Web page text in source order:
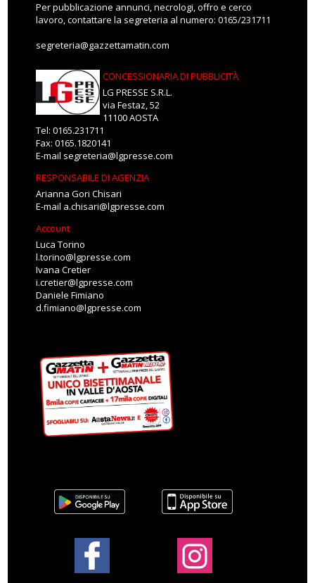
Per pubblicazione annunci, necrologi, offro e cerco
lavoro, contattare la segreteria al numero: 0165/231711
segreteria@gazzettamatin.com
CONCESSIONARIA DI PUBBLICITÀ
LG PRESSE S.R.L.
via Festaz, 52
11100 AOSTA
Tel: 0165.231711
Fax: 0165.1820141
E-mail segreteria@lgpresse.com
RESPONSABILE DI AGENZIA
Arianna Gori Chisari
E-mail a.chisari@lgpresse.com
Account
Luca Torino
l.torino@lgpresse.com
Ivana Cretier
i.cretier@lgpresse.com
Daniele Fimiano
d.fimiano@lgpresse.com